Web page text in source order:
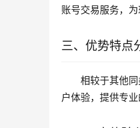
账号交易服务，
三、优势特点
相较于其他
户体验，提供专